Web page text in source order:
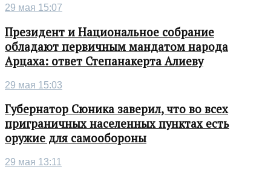
29 мая 15:07
Президент и Национальное собрание
обладают первичным мандатом народа
Арцаха: ответ Степанакерта Алиеву
29 мая 15:03
Губернатор Сюника заверил, что во всех
приграничных населенных пунктах есть
оружие для самообороны
29 мая 13:11